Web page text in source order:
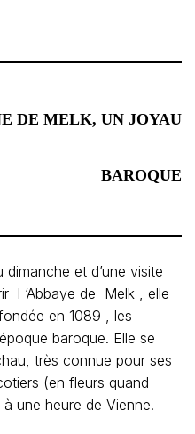
DE MELK, UN JOYAU
BAROQUE
et d’une visite
l ‘Abbaye de Melk , elle
en 1089 , les
baroque. Elle se
très connue pour ses
(en fleurs quand
une heure de Vienne.